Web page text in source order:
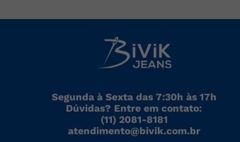
Segunda à Sexta das 7:30h às 17h
Dúvidas? Entre em contato:
(11) 2081-8181
atendimento@bivik.com.br